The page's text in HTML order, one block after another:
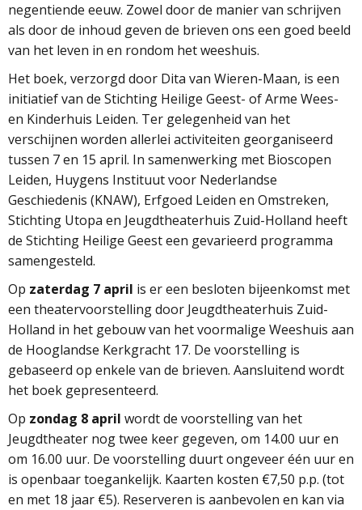
negentiende eeuw. Zowel door de manier van schrijven
als door de inhoud geven de brieven ons een goed beeld
van het leven in en rondom het weeshuis.
Het boek, verzorgd door Dita van Wieren-Maan, is een
initiatief van de Stichting Heilige Geest- of Arme Wees-
en Kinderhuis Leiden. Ter gelegenheid van het
verschijnen worden allerlei activiteiten georganiseerd
tussen 7 en 15 april. In samenwerking met Bioscopen
Leiden, Huygens Instituut voor Nederlandse
Geschiedenis (KNAW), Erfgoed Leiden en Omstreken,
Stichting Utopa en Jeugdtheaterhuis Zuid-Holland heeft
de Stichting Heilige Geest een gevarieerd programma
samengesteld.
Op zaterdag 7 april is er een besloten bijeenkomst met
een theatervoorstelling door Jeugdtheaterhuis Zuid-
Holland in het gebouw van het voormalige Weeshuis aan
de Hooglandse Kerkgracht 17. De voorstelling is
gebaseerd op enkele van de brieven. Aansluitend wordt
het boek gepresenteerd.
Op zondag 8 april wordt de voorstelling van het
Jeugdtheater nog twee keer gegeven, om 14.00 uur en
om 16.00 uur. De voorstelling duurt ongeveer één uur en
is openbaar toegankelijk. Kaarten kosten €7,50 p.p. (tot
en met 18 jaar €5). Reserveren is aanbevolen en kan via